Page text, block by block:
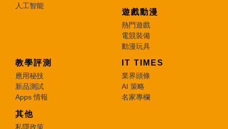
人工智能
遊戲動漫
熱門遊戲
電競裝備
動漫玩具
教學評測
應用秘技
新品測試
Apps 情報
IT TIMES
業界頭條
AI 策略
名家專欄
其他
私隱政策